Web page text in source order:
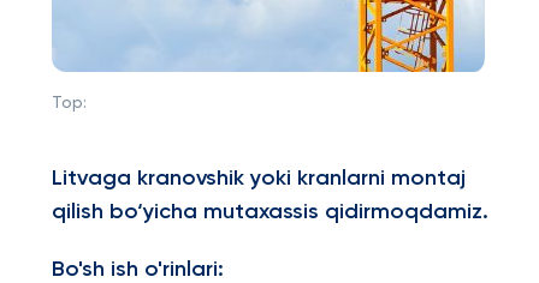
Top:
Litvaga kranovshik yoki kranlarni montaj
qilish bo‘yicha mutaxassis qidirmoqdamiz.
Bo'sh ish o'rinlari: